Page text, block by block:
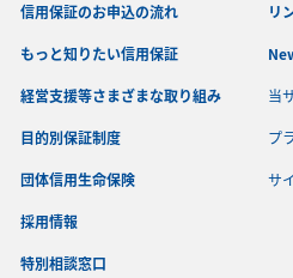
信用保証のお申込の流れ
もっと知りたい信用保証
経営支援等さまざまな取り組み
目的別保証制度
団体信用生命保険
採用情報
特別相談窓口
リ
当
プ
サ